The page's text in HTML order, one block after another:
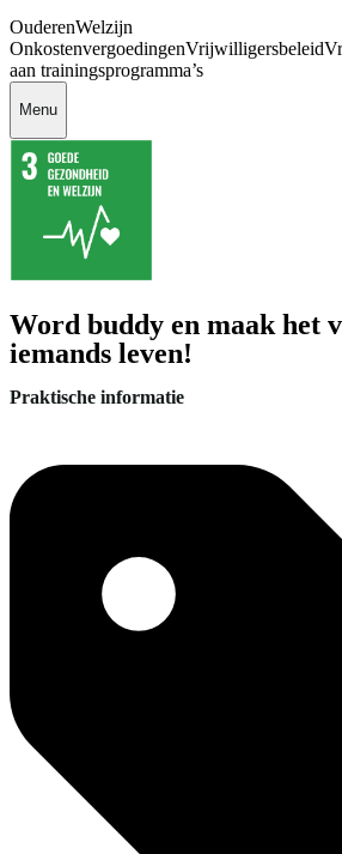
OuderenWelzijn
OnkostenvergoedingenVrijwilligersbeleid
aan trainingsprogramma’s
Menu
Word buddy en maak het
iemands leven!
Praktische informatie